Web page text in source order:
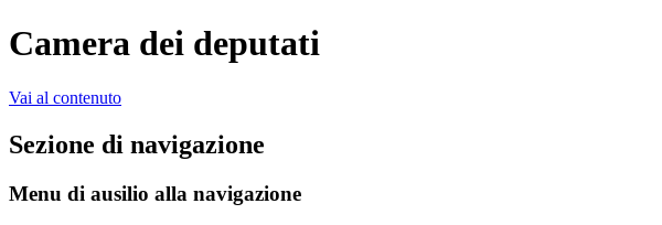
Camera dei deputati
Vai al contenuto
Sezione di navigazione
Menu di ausilio alla navigazione